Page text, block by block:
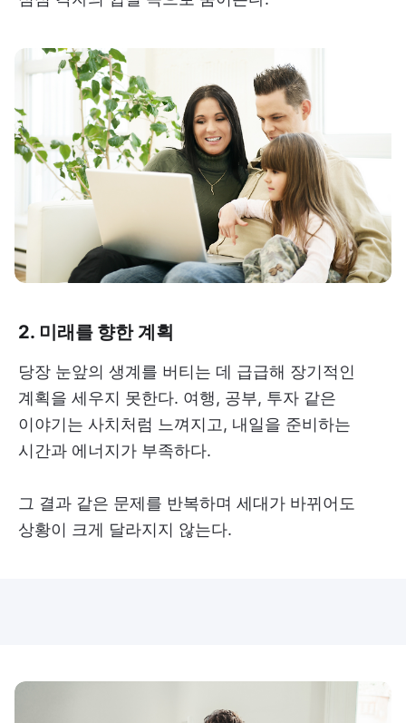
2. 미래를 향한 계획
당장 눈앞의 생계를 버티는 데 급급해 장기적인
계획을 세우지 못한다. 여행, 공부, 투자 같은
이야기는 사치처럼 느껴지고, 내일을 준비하는
시간과 에너지가 부족하다.
그 결과 같은 문제를 반복하며 세대가 바뀌어도
상황이 크게 달라지지 않는다.